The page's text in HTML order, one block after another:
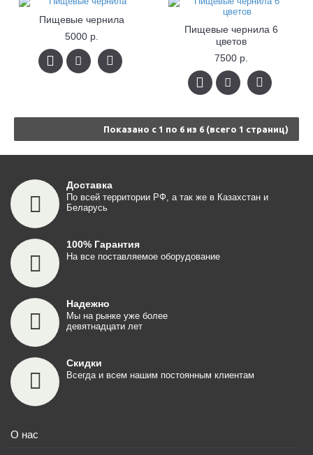
Пищевые чернила
5000 р.
Пищевые чернила 6
цветов
7500 р.
Показано с 1 по 6 из 6 (всего 1 страниц)
Доставка
По всей территории РФ, а так же в Казахстан и
Беларусь
100% Гарантия
На все поставляемое оборудование
Надежно
Мы на рынке уже более
девятнадцати лет
Скидки
Всегда и всем нашим постоянным клиентам
О нас